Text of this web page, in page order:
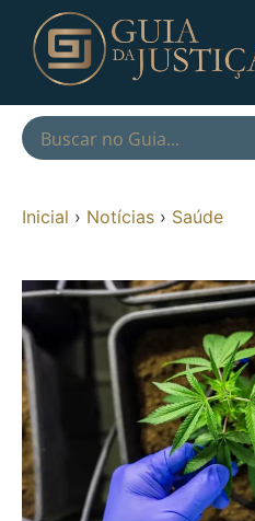
Inicial › Notícias › Saúde